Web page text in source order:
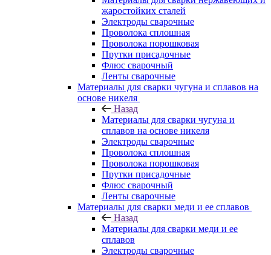
жаростойких сталей
Электроды сварочные
Проволока сплошная
Проволока порошковая
Прутки присадочные
Флюс сварочный
Ленты сварочные
Материалы для сварки чугуна и сплавов на
основе никеля
Назад
Материалы для сварки чугуна и
сплавов на основе никеля
Электроды сварочные
Проволока сплошная
Проволока порошковая
Прутки присадочные
Флюс сварочный
Ленты сварочные
Материалы для сварки меди и ее сплавов
Назад
Материалы для сварки меди и ее
сплавов
Электроды сварочные